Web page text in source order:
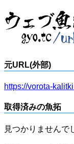
元URL(外部)
https://vorota-
取得済みの魚拓
見つかりませんで